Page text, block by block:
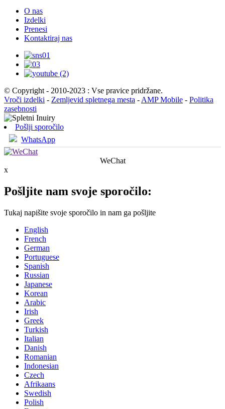
O nas
Izdelki
Prenesi
Kontaktiraj nas
© Copyright - 2010-2023 : Vse pravice pridržane.
Vroči izdelki - Zemljevid spletnega mesta - AMP Mobile - Politika
zasebnosti
Pošlji sporočilo
WhatsApp
WeChat
x
Pošljite nam svoje sporočilo:
Tukaj napišite svoje sporočilo in nam ga pošljite
English
French
German
Portuguese
Spanish
Russian
Japanese
Korean
Arabic
Irish
Greek
Turkish
Italian
Danish
Romanian
Indonesian
Czech
Afrikaans
Swedish
Polish